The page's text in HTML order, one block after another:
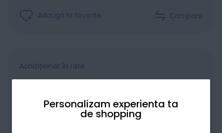
Personalizam experienta ta
de shopping
Adaugă la favorite Compară
Achiziționat în rate